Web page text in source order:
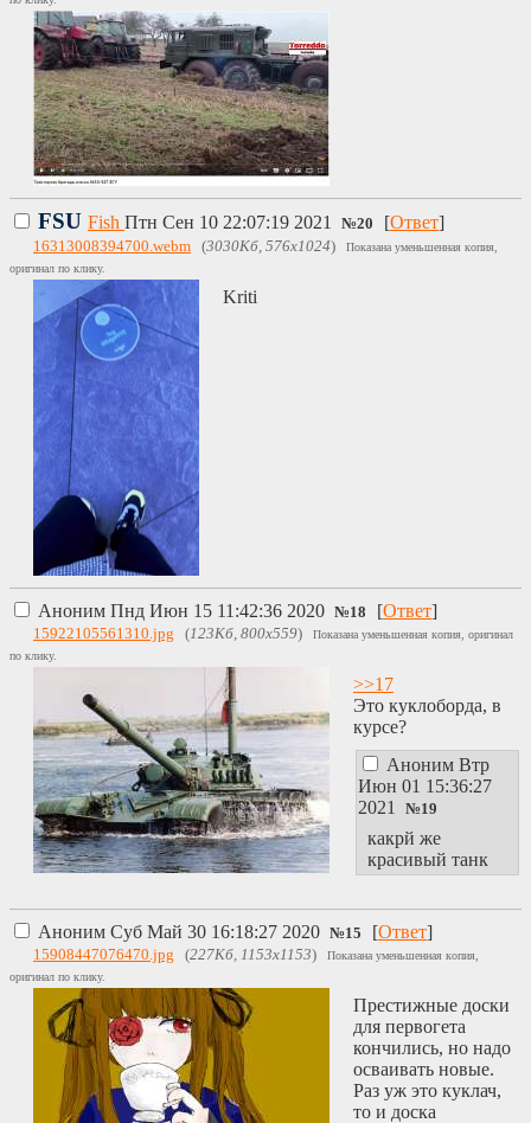
FSU Fish Птн Сен 10 22:07:19 2021 №20 [Ответ]
16313008394700.webm (3030Кб, 576x1024)
Показана уменьшенная копия,
оригинал по клику.
Kriti
Аноним Пнд Июн 15 11:42:36 2020 №18 [Ответ]
15922105561310.jpg (123Кб, 800x559)
Показана уменьшенная копия, оригинал
по клику.
>>17
Это куклоборда, в
курсе?
Аноним Втр
Июн 01 15:36:27
2021
№19
какрй же
красивый танк
Аноним Суб Май 30 16:18:27 2020 №15 [Ответ]
15908447076470.jpg (227Кб, 1153x1153)
Показана уменьшенная копия,
оригинал по клику.
Престижные доски
для первогета
кончились, но надо
осваивать новые.
Раз уж это куклач,
то и доска